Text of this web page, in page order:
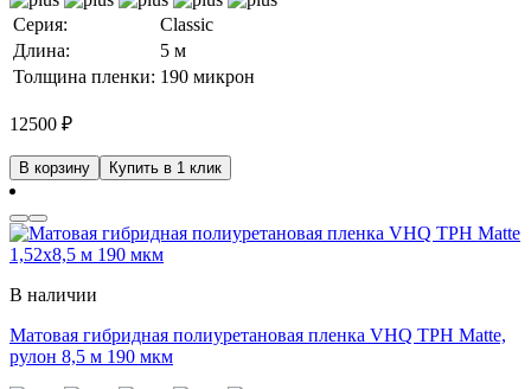
Серия:
Classic
Длина:
5 м
Толщина пленки: 190 микрон
12500 ₽
В корзину Купить в 1 клик
В наличии
Матовая гибридная полиуретановая пленка VHQ TPH Matte,
рулон 8,5 м 190 мкм